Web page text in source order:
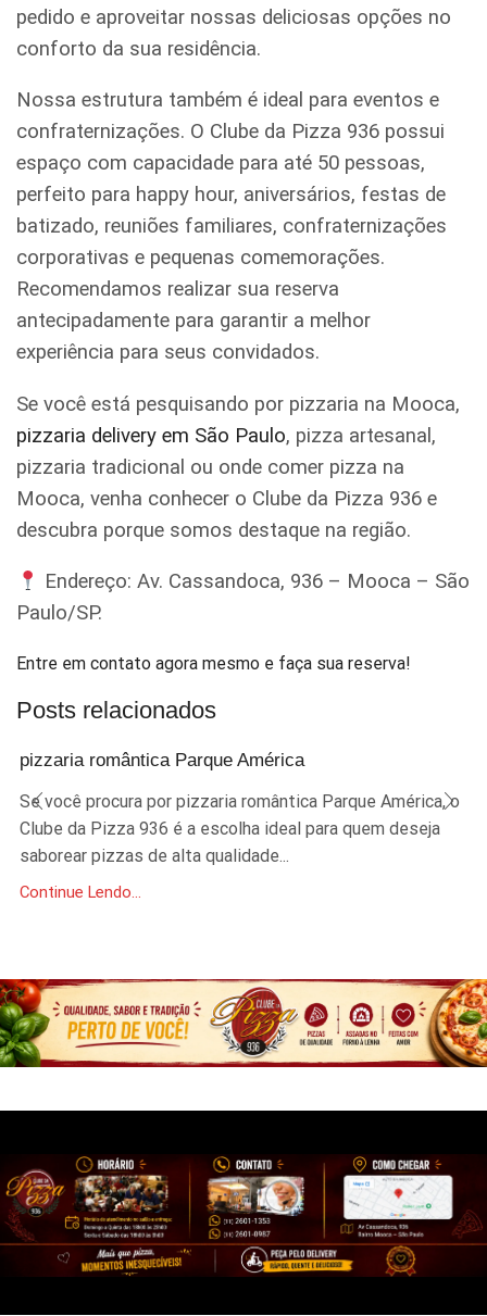
pedido e aproveitar nossas deliciosas opções no
conforto da sua residência.
Nossa estrutura também é ideal para eventos e
confraternizações. O Clube da Pizza 936 possui
espaço com capacidade para até 50 pessoas,
perfeito para happy hour, aniversários, festas de
batizado, reuniões familiares, confraternizações
corporativas e pequenas comemorações.
Recomendamos realizar sua reserva
antecipadamente para garantir a melhor
experiência para seus convidados.
Se você está pesquisando por pizzaria na Mooca,
pizzaria delivery em São Paulo, pizza artesanal,
pizzaria tradicional ou onde comer pizza na
Mooca, venha conhecer o Clube da Pizza 936 e
descubra porque somos destaque na região.
Endereço: Av. Cassandoca, 936 – Mooca – São
Paulo/SP.
Entre em contato agora mesmo e faça sua reserva!
Posts relacionados
pizzaria romântica Parque América
Se você procura por pizzaria romântica Parque América, o
Clube da Pizza 936 é a escolha ideal para quem deseja
saborear pizzas de alta qualidade...
Continue Lendo...